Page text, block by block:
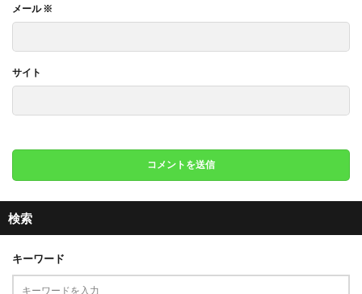
メール※
サイト
検索
キーワード